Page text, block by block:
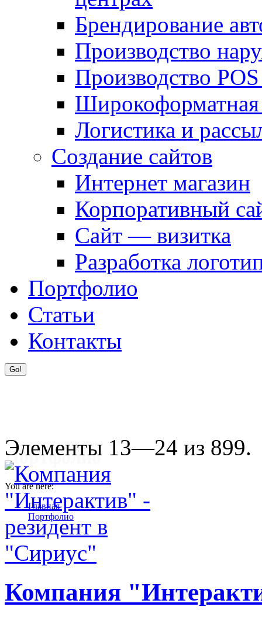
Брендирование
Производство
Производство
Широкоформатная
Логистика и
Создание сайтов
Интернет магазин
Корпоративный
Сайт — визитка
Разработка
Портфолио
Статьи
Контакты
Портфолио
You are here:
Главная
Портфолио
Элементы 13—24 из 899.
Компания